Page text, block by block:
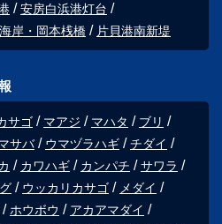
安房白浜港灯台
岸・岡本桟橋 片貝港南新堤
サゴ マアジ マハタ
ブリ
サバ ウマヅラハギ
チダイ
カワハギ カンパチ
サワラ
ウッカリカサゴ
メダイ
ホウボウ
アカアマダイ